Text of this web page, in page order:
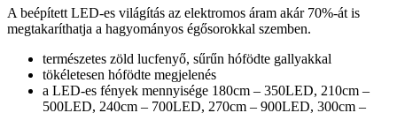
A beépített LED-es világítás az elektromos áram akár 70%-át is
megtakaríthatja a hagyományos égősorokkal szemben.
természetes zöld lucfenyő, sűrűn hófödte gallyakkal
tökéletesen hófödte megjelenés
a LED-es fények mennyisége 180cm – 350LED, 210cm –
500LED, 240cm – 700LED, 270cm – 900LED, 300cm –